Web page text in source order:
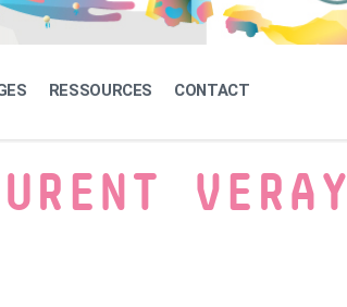
RESSOURCES CONTACT
VERAY